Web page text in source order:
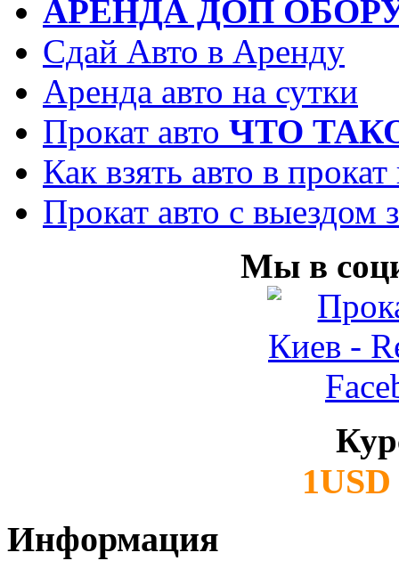
АРЕНДА ДОП
Сдай Авто в Аренду
Аренда авто на сутки
Прокат авто ЧТО
Как взять авто в
Прокат авто с выездом
Мы в
Информация